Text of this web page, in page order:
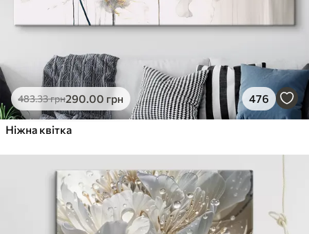
483.33грн290.00 грн 476
Ніжна квітка